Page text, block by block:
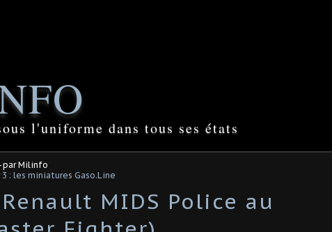
l'uniforme dans tous ses états
par Milinfo
: les miniatures Gaso.Line
Renault MIDS Police au